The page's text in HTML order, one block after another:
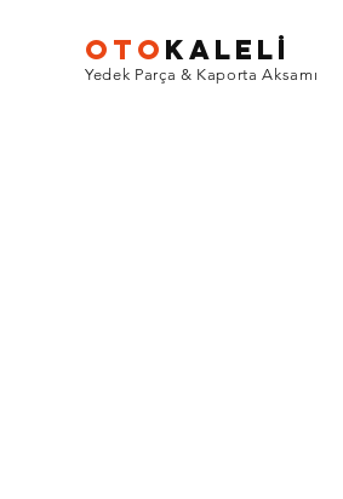
OTO KALELİ
Yedek Parça & Kaporta Aksamı